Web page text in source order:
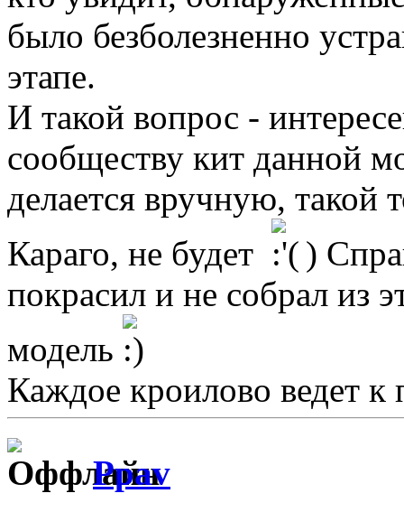
было безболезненно
этапе.
И такой вопрос -
сообществу кит данной
делается вручную,
Караго, не будет
)
покрасил и не собрал из
модель
Каждое кроилово ведет к
Ppav